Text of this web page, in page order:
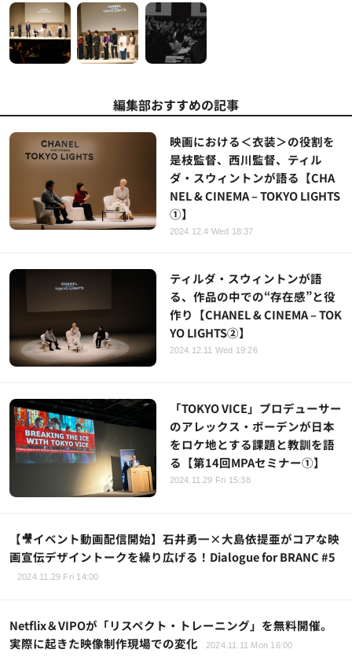
編集部おすすめの記事
映画における＜衣装＞の役割を
是枝監督、西川監督、ティル
ダ・スウィントンが語る【CHA
NEL & CINEMA – TOKYO LIGHTS
①】
2024.12.4 Wed 18:37
ティルダ・スウィントンが語
る、作品の中での“存在感”と役
作り【CHANEL & CINEMA – TOK
YO LIGHTS②】
2024.12.11 Wed 19:26
「TOKYO VICE」プロデューサー
のアレックス・ボーデンが日本
をロケ地とする課題と教訓を語
る【第14回MPAセミナー①】
2024.11.29 Fri 15:38
【🎥イベント動画配信開始】石井勇一×大島依提亜がコアな映
画宣伝デザイントークを繰り広げる！Dialogue for BRANC #5
2024.11.29 Fri 14:00
Netflix＆VIPOが「リスペクト・トレーニング」を無料開催。
実際に起きた映像制作現場での変化
2024.11.11 Mon 16:00